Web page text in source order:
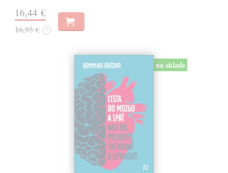
16,44 €
16,95 € ?
na sklade